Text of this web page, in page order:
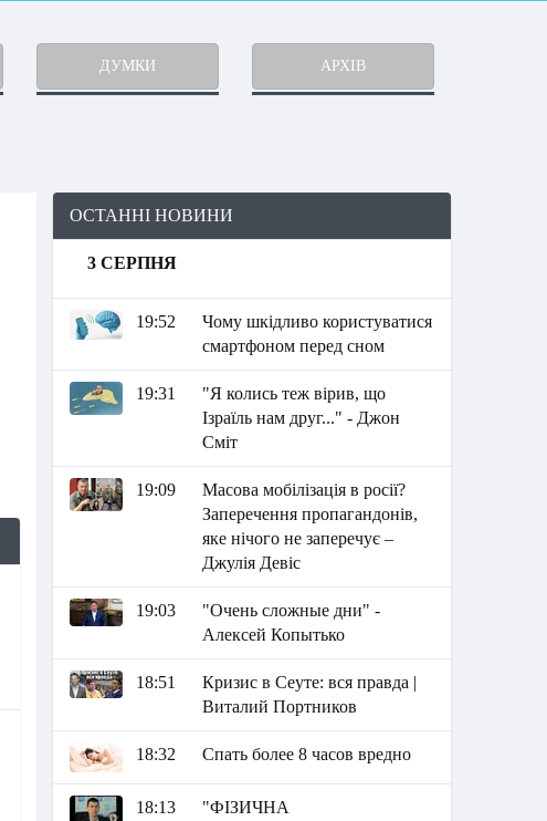
ДУМКИ АРХІВ
ОСТАННІ НОВИНИ
3 СЕРПНЯ
19:52
Чому шкідливо користуватися
смартфоном перед сном
19:31
"Я колись теж вірив, що
Ізраїль нам друг..." - Джон
Сміт
19:09
Масова мобілізація в росії?
Заперечення пропагандонів,
яке нічого не заперечує –
Джулія Девіс
19:03
"Очень сложные дни" -
Алексей Копытько
18:51
Кризис в Сеуте: вся правда |
Виталий Портников
18:32 Спать более 8 часов вредно
18:13
"ФІЗИЧНА